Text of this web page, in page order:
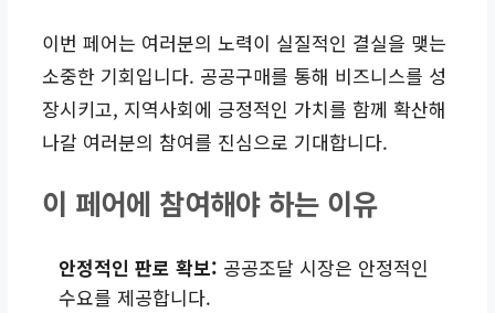
이번 페어는 여러분의 노력이 실질적인 결실을 맺는
소중한 기회입니다. 공공구매를 통해 비즈니스를 성
장시키고, 지역사회에 긍정적인 가치를 함께 확산해
나갈 여러분의 참여를 진심으로 기대합니다.
이 페어에 참여해야 하는 이유
안정적인 판로 확보: 공공조달 시장은 안정적인
수요를 제공합니다.